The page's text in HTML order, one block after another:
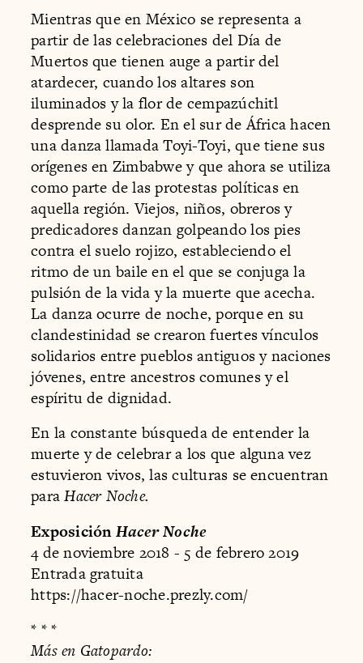
Mientras que en México se representa a
partir de las celebraciones del Día de
Muertos que tienen auge a partir del
atardecer, cuando los altares son
iluminados y la flor de cempazúchitl
desprende su olor. En el sur de África hacen
una danza llamada Toyi-Toyi, que tiene sus
orígenes en Zimbabwe y que ahora se utiliza
como parte de las protestas políticas en
aquella región. Viejos, niños, obreros y
predicadores danzan golpeando los pies
contra el suelo rojizo, estableciendo el
ritmo de un baile en el que se conjuga la
pulsión de la vida y la muerte que acecha.
La danza ocurre de noche, porque en su
clandestinidad se crearon fuertes vínculos
solidarios entre pueblos antiguos y naciones
jóvenes, entre ancestros comunes y el
espíritu de dignidad.
En la constante búsqueda de entender la
muerte y de celebrar a los que alguna vez
estuvieron vivos, las culturas se encuentran
paraHacer Noche.
ExposiciónHacer Noche
4 de noviembre 2018 - 5 de febrero 2019
Entrada gratuita
https://hacer-noche.prezly.com/
* * *
Más en Gatopardo: